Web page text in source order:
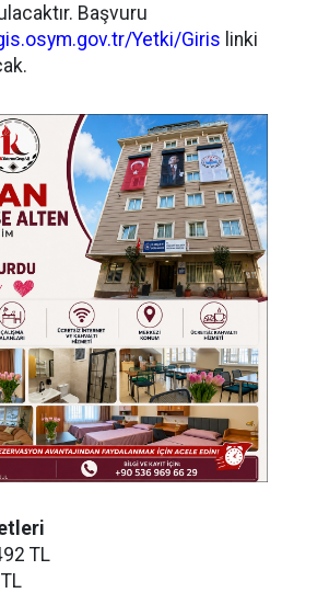
Başvuru
Yetki/Giris linki
TL